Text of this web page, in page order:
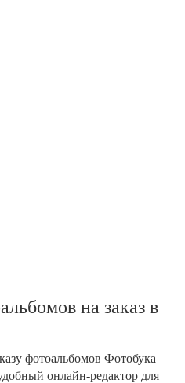
на заказ в
фотоальбомов Фотобука
онлайн-редактор для